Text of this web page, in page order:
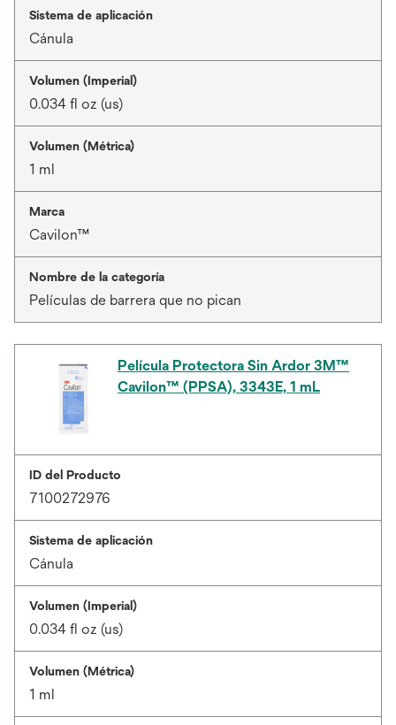
Sistema de aplicación
Cánula
Volumen (Imperial)
0.034 fl oz (us)
Volumen (Métrica)
1 ml
Marca
Cavilon™
Nombre de la categoría
Películas de barrera que no pican
Película Protectora Sin Ardor 3M™
Cavilon™ (PPSA), 3343E, 1 mL
ID del Producto
7100272976
Sistema de aplicación
Cánula
Volumen (Imperial)
0.034 fl oz (us)
Volumen (Métrica)
1 ml